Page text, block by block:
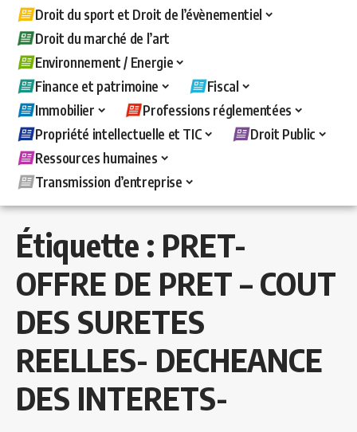
Droit du sport et Droit de l’évènementiel
Droit du marché de l’art
Environnement / Energie
Finance et patrimoine
Fiscal
Immobilier
Professions réglementées
Propriété intellectuelle et TIC
Droit Public
Ressources humaines
Transmission d’entreprise
Étiquette : PRET-
OFFRE DE PRET – COUT
DES SURETES
REELLES- DECHEANCE
DES INTERETS-